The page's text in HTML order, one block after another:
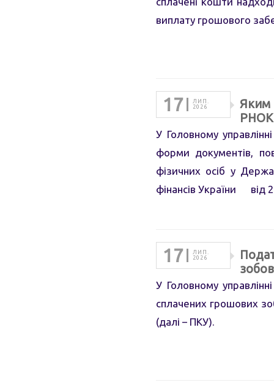
виплату грошового
17
ЛИП.
2026
Яким
У Головному
форми документів,
фізичних осіб у
фінансів України
17
ЛИП.
2026
У Головному
сплачених грошових
(далі – ПКУ).